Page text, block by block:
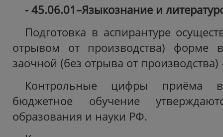
- 45.06.01–Языкознание и
Подготовка в аспирантуре
отрывом от производства)
заочной (без отрыва от производства)
Контрольные цифры приёма
бюджетное обучение
образования и науки РФ.